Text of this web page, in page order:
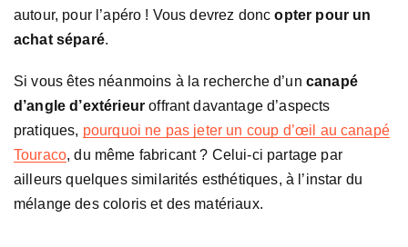
autour, pour l’apéro ! Vous devrez doncopter pour un
achat séparé.
Si vous êtes néanmoins à la recherche d’un canapé
d’angle d’extérieur offrant davantage d’aspects
pratiques, pourquoi ne pas jeter un coup d’œil au canapé
Touraco, du même fabricant ? Celui-ci partage par
ailleurs quelques similarités esthétiques, à l’instar du
mélange des coloris et des matériaux.